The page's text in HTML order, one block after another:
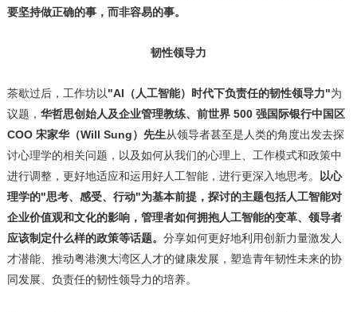
要坚持做正确的事，而非容易的事。
韧性领导力
茶歇过后，工作坊以"AI（人工智能）时代下负责任的韧性领导力"为
议题， 华哲思创始人及企业管理教练、前世界500 强国际银行中国区
COO 宋家华（Will Sung）先生从领导者甚至是人类的角度出发去探
讨心理学的相关问题，以及如何从我们的心理上、工作模式和政策中
进行调整，更好地适应和运用好人工智能，进行更深入地思考。
以心
理学的"思考、感受、行动"为基本前提，探讨的主题包括人工智能对
企业价值观和文化的影响，管理者如何拥抱人工智能的变革、领导者
应该制定什么样的政策等话题。 分享如何更好地利用创新力量激发人
才潜能、推动粤港澳大湾区人才的健康发展，塑造青年韧性未来的协
同发展、负责任的韧性领导力的培养。